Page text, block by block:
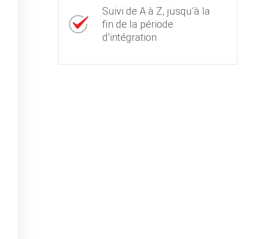
Suivi de A à Z, jusqu’à la
fin de la période
d’intégration